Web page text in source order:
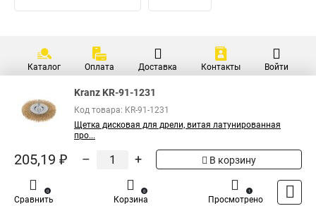
Каталог Оплата Доставка Контакты Войти
Kranz KR-91-1231
Код товара: KR-91-1231
Щетка дисковая для дрели, витая латунированная
про...
205,19 ₽ – + В корзину
Сравнить
0
Корзина
0
Просмотрено
1